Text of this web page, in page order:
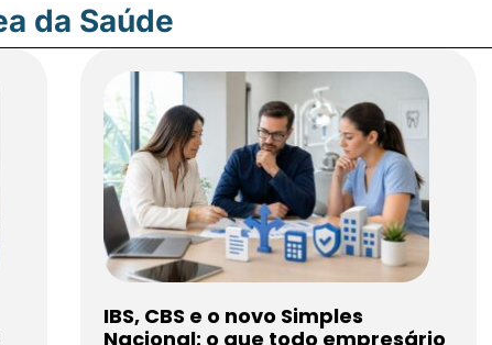
da Saúde
IBS, CBS e o novo Simples
Nacional: o que todo empresário